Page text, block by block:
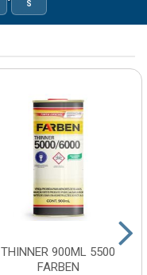
S
THINNER 900ML 5500
FARBEN